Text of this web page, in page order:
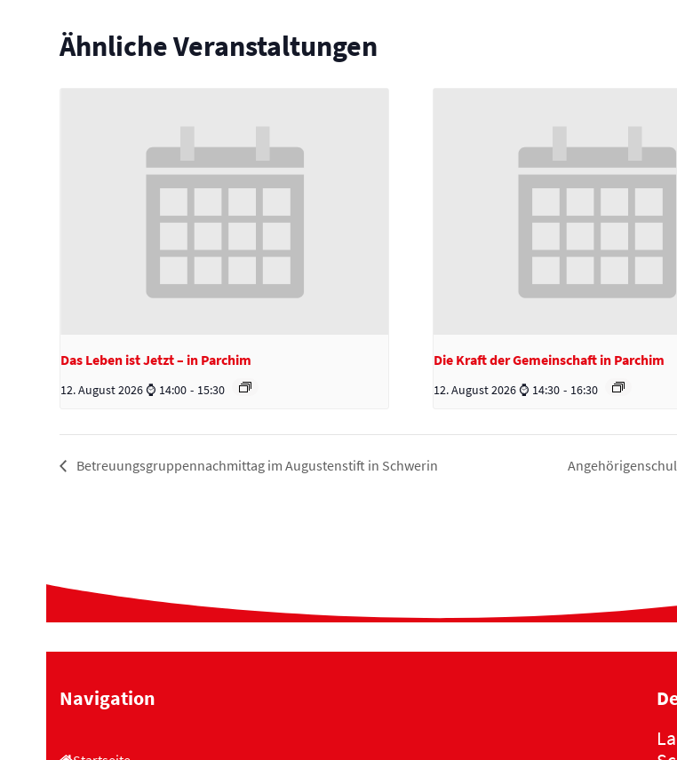
Ähnliche Veranstaltungen
Das Leben ist Jetzt – in Parchim
12. August 2026 ⌚ 14:00 - 15:30
Die Kraft der Gemeinschaft in Parchim
12. August 2026 ⌚ 14:30 - 16:30
Betreuungsgruppennachmittag im Augustenstift in Schwerin
Navigation